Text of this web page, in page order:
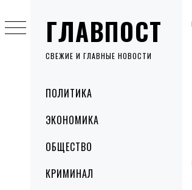
ГЛАВПОСТ
СВЕЖИЕ И ГЛАВНЫЕ НОВОСТИ
MenuПОЛИТИКА
ЭКОНОМИКА
ОБЩЕСТВО
КРИМИНАЛ
to
content